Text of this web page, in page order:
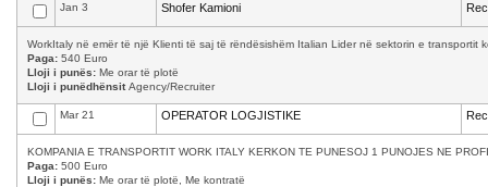
Jan 3 Shofer Kamioni
WorkItaly në emër të një Klienti të saj të rëndësishëm Italian Lider në sektorin e transportit
Paga: 540 Euro
Lloji i punës: Me orar të plotë
Lloji i punëdhënsitAgency/Recruiter
Mar 21 OPERATOR LOGJISTIKE
KOMPANIA E TRANSPORTIT WORK ITALY KERKON TE PUNESOJ 1 PUNOJES NE
Paga: 500 Euro
Lloji i punës: Me orar të plotë, Me kontratë